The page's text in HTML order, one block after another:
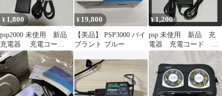
¥ 1,800
psp2000 未使用 新品
充電器 充電コー
ド 純正品 正規品
¥ 19,800
【美品】 PSP3000 バイ
ブラント ブルー
¥ 1,200
psp 未使用 新品 充
電器 充電コード ケ
ーブル